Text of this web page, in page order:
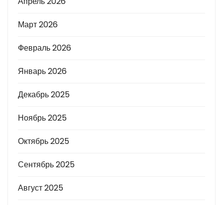
Март 2026
Февраль 2026
Январь 2026
Декабрь 2025
Ноябрь 2025
Октябрь 2025
Сентябрь 2025
Август 2025